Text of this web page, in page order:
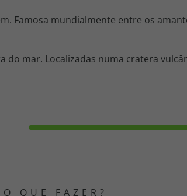
Famosa mundialmente entre os
do mar. Localizadas numa cratera